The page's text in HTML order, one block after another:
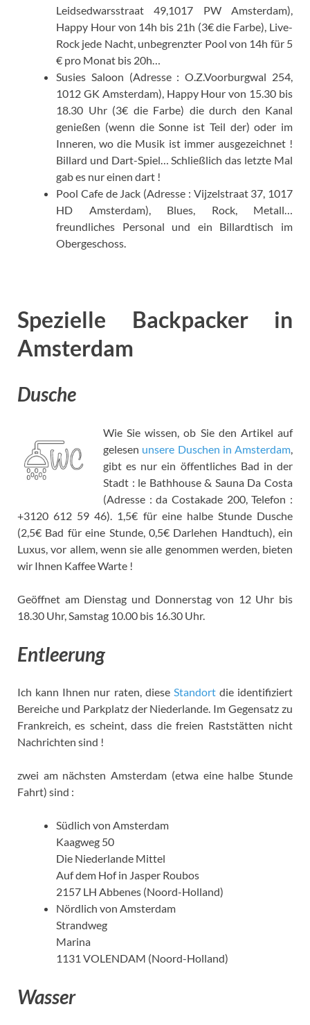
Leidsedwarsstraat 49,1017 PW Amsterdam),
Happy Hour von 14h bis 21h (3€ die Farbe), Live-
Rock jede Nacht, unbegrenzter Pool von 14h für 5
€ pro Monat bis 20h…
Susies Saloon (Adresse : O.Z.Voorburgwal 254,
1012 GK Amsterdam), Happy Hour von 15.30 bis
18.30 Uhr (3€ die Farbe) die durch den Kanal
genießen (wenn die Sonne ist Teil der) oder im
Inneren, wo die Musik ist immer ausgezeichnet !
Billard und Dart-Spiel… Schließlich das letzte Mal
gab es nur einen dart !
Pool Cafe de Jack (Adresse : Vijzelstraat 37, 1017
HD Amsterdam), Blues, Rock, Metall…
freundliches Personal und ein Billardtisch im
Obergeschoss.
Spezielle Backpacker in
Amsterdam
Dusche
Wie Sie wissen, ob Sie den Artikel auf
gelesen unsere Duschen in Amsterdam
gibt es nur ein öffentliches Bad in der
Stadt : le Bathhouse & Sauna Da Costa
(Adresse : da Costakade 200, Telefon :
+3120 612 59 46). 1,5€ für eine halbe Stunde Dusche
(2,5€ Bad für eine Stunde, 0,5€ Darlehen Handtuch), ein
Luxus, vor allem, wenn sie alle genommen werden, bieten
wir Ihnen Kaffee Warte !
Geöffnet am Dienstag und Donnerstag von 12 Uhr bis
18.30 Uhr, Samstag 10.00 bis 16.30 Uhr.
Entleerung
Ich kann Ihnen nur raten, diese Standortdie identifiziert
Bereiche und Parkplatz der Niederlande. Im Gegensatz zu
Frankreich, es scheint, dass die freien Raststätten nicht
Nachrichten sind !
zwei am nächsten Amsterdam (etwa eine halbe Stunde
Fahrt) sind :
Südlich von Amsterdam
Kaagweg 50
Die Niederlande Mittel
Auf dem Hof ​​in Jasper Roubos
2157 LH Abbenes (Noord-Holland)
Nördlich von Amsterdam
Strandweg
Marina
1131 VOLENDAM (Noord-Holland)
Wasser